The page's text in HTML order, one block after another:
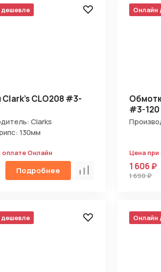
Clark's CLO208 #3-
Clarks
130мм
оплате Онлайн
Подробнее Сравнить
Онлайн
#3-120
Цена
1 606 ₽
1 690 ₽
Онлайн
кнопку “Отправить заявку”, вы даете
данных и соглашаетесь с политикой